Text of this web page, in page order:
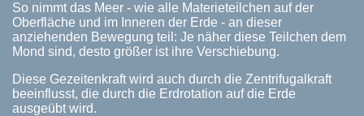
So nimmt das Meer - wie alle Materieteilchen auf der
Oberfläche und im Inneren der Erde - an dieser
anziehenden Bewegung teil: Je näher diese Teilchen dem
Mond sind, desto größer ist ihre Verschiebung.
Diese Gezeitenkraft wird auch durch die Zentrifugalkraft
beeinflusst, die durch die Erdrotation auf die Erde
ausgeübt wird.